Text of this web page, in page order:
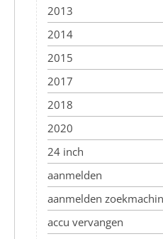
2013
2014
2015
2017
2018
2020
24 inch
aanmelden
aanmelden
accu vervangen